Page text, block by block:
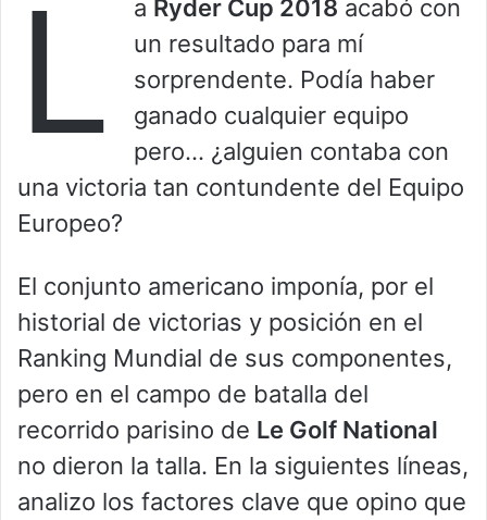
L a Ryder Cup 2018 acabó con
un resultado para mí
sorprendente. Podía haber
ganado cualquier equipo
pero… ¿alguien contaba con
una victoria tan contundente del Equipo
Europeo?
El conjunto americano imponía, por el
historial de victorias y posición en el
Ranking Mundial de sus componentes,
pero en el campo de batalla del
recorrido parisino de Le Golf National
no dieron la talla. En la siguientes líneas,
analizo los factores clave que opino que